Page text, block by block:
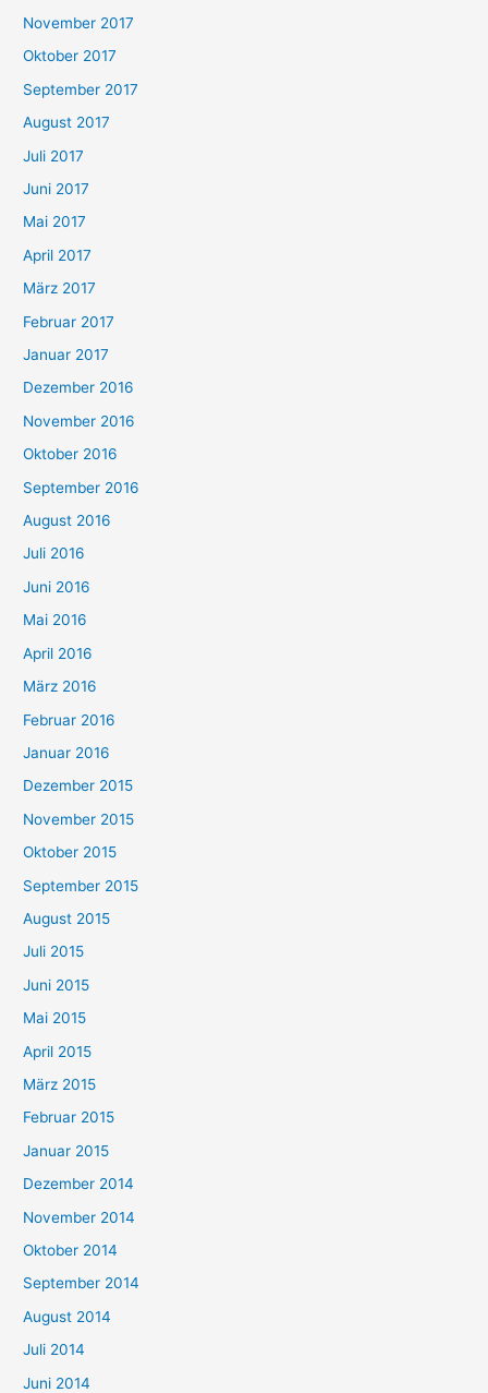
November 2017
Oktober 2017
September 2017
August 2017
Juli 2017
Juni 2017
Mai 2017
April 2017
März 2017
Februar 2017
Januar 2017
Dezember 2016
November 2016
Oktober 2016
September 2016
August 2016
Juli 2016
Juni 2016
Mai 2016
April 2016
März 2016
Februar 2016
Januar 2016
Dezember 2015
November 2015
Oktober 2015
September 2015
August 2015
Juli 2015
Juni 2015
Mai 2015
April 2015
März 2015
Februar 2015
Januar 2015
Dezember 2014
November 2014
Oktober 2014
September 2014
August 2014
Juli 2014
Juni 2014